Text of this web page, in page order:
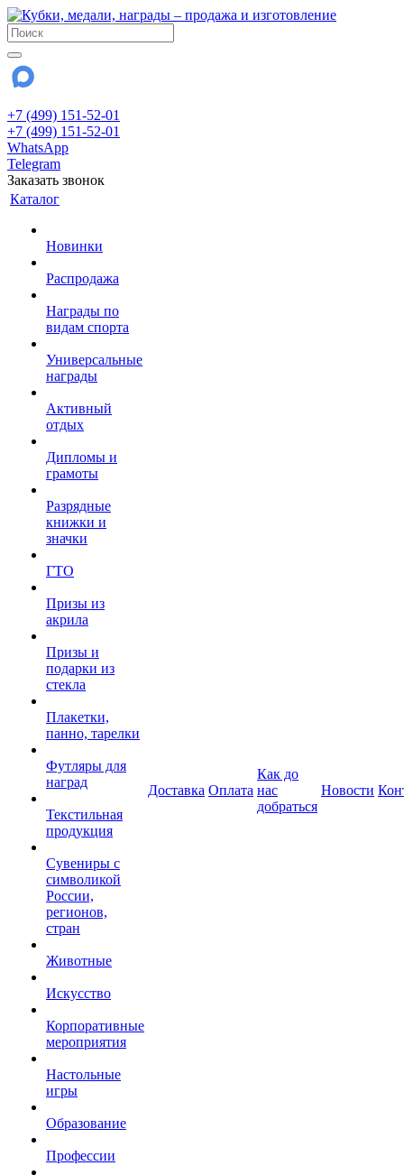
+7 (499) 151-52-01
+7 (499) 151-52-01
WhatsApp
Telegram
Заказать звонок
Каталог
Новинки
Распродажа
Награды по
видам спорта
Универсальные
награды
Активный
отдых
Дипломы и
грамоты
Разрядные
книжки и
значки
ГТО
Призы из
акрила
Призы и
подарки из
стекла
Плакетки,
панно, тарелки
Футляры для
наград
Текстильная
продукция
Сувениры с
символикой
России,
регионов,
стран
Животные
Искусство
Корпоративные
мероприятия
Настольные
игры
Образование
Профессии
Доставка Оплата
Как до
нас
добраться
Новости